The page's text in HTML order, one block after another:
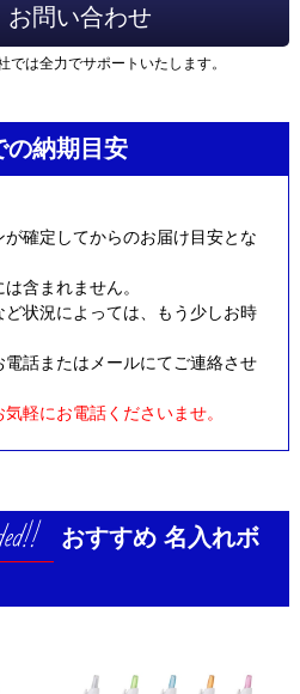
お問い合わせ
では全力でサポートいたします。
の納期目安
が確定してからのお届け目安とな
含まれません。
ど状況によっては、もう少しお時
電話またはメールにてご連絡させ
軽にお電話くださいませ。
おすすめ 名入れボ